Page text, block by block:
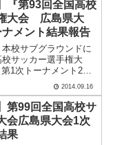
『第93回全国高校
大会 広島県大
メント結果報告
校サブグラウンドに
サッカー選手権大
1次トーナメント2回
。結果は以下の通りで
校サッカー選手権大
9月6日（土） 会場：
.....
2014.09.16
第99回全国高校サ
会広島県大会1次
果